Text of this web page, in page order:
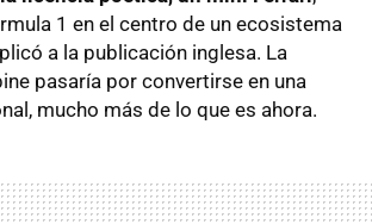
1 en el centro de un ecosistema
a la publicación inglesa. La
pasaría por convertirse en una
mucho más de lo que es ahora.